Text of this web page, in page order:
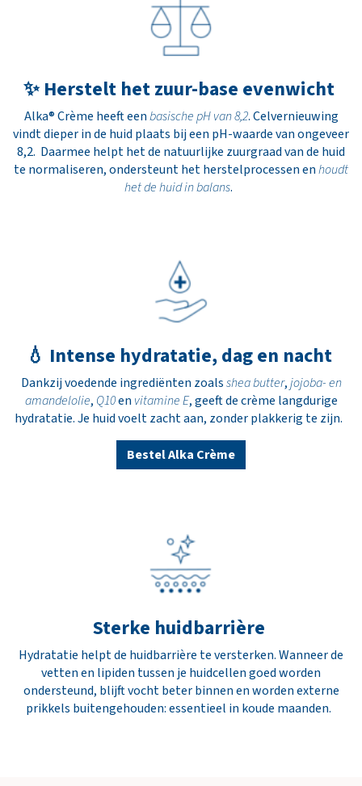
✨ Herstelt het zuur-base evenwicht
Alka® Crème heeft eenbasische pH van 8,2. Celvernieuwing
vindt dieper in de huid plaats bij een pH-waarde van ongeveer
8,2. Daarmee helpt het de natuurlijke zuurgraad van de huid
te normaliseren, ondersteunt het herstelprocessen enhoudt
het de huid in balans.
💧 Intense hydratatie, dag en nacht
Dankzij voedende ingrediënten zoalsshea butter,jojoba- en
amandelolie, Q10en vitamine E, geeft de crème langdurige
hydratatie. Je huid voelt zacht aan, zonder plakkerig te zijn.
Bestel Alka Crème
Sterke huidbarrière
Hydratatie helpt de huidbarrière te versterken. Wanneer de
vetten en lipiden tussen je huidcellen goed worden
ondersteund, blijft vocht beter binnen en worden externe
prikkels buitengehouden: essentieel in koude maanden.